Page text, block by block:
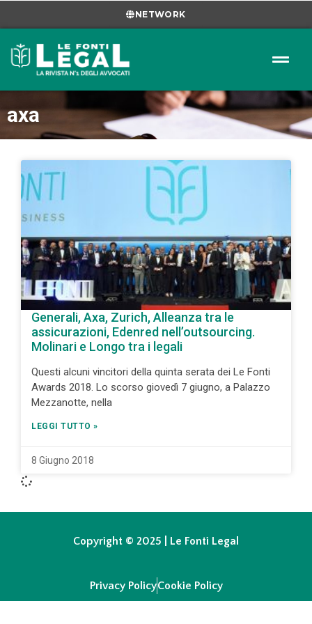
NETWORK
axa
Generali, Axa, Zurich, Alleanza tra le
assicurazioni, Edenred nell’outsourcing.
Molinari e Longo tra i legali
Questi alcuni vincitori della quinta serata dei Le Fonti
Awards 2018. Lo scorso giovedì 7 giugno, a Palazzo
Mezzanotte, nella
LEGGI TUTTO »
8 Giugno 2018
Copyright © 2025 | Le Fonti Legal
Privacy PolicyCookie Policy